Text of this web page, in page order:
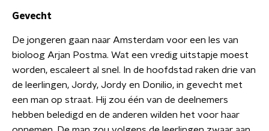
Gevecht
De jongeren gaan naar Amsterdam voor een les van
bioloog Arjan Postma. Wat een vredig uitstapje moest
worden, escaleert al snel. In de hoofdstad raken drie van
de leerlingen, Jordy, Jordy en Donilio, in gevecht met
een man op straat. Hij zou één van de deelnemers
hebben beledigd en de anderen wilden het voor haar